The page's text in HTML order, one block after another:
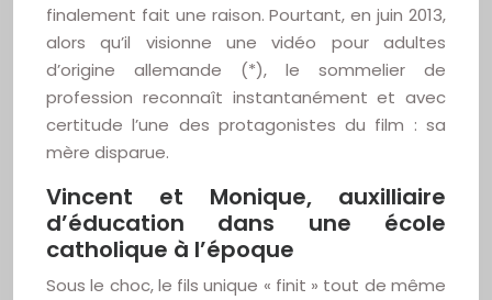
finalement fait une raison. Pourtant, en juin 2013,
alors qu’il visionne une vidéo pour adultes
d’origine allemande (*), le sommelier de
profession reconnaît instantanément et avec
certitude l’une des protagonistes du film : sa
mère disparue.
Vincent et Monique, auxilliaire
d’éducation dans une école
catholique à l’époque
Sous le choc, le fils unique « finit » tout de même